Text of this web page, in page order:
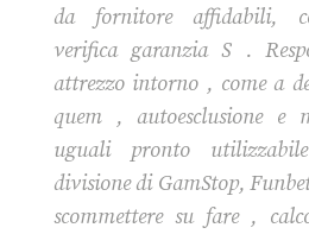
da fornitore affidabili,
verifica garanzia S .
attrezzo intorno , come a
quem , autoesclusione e
uguali pronto
divisione di GamStop,
scommettere su fare ,